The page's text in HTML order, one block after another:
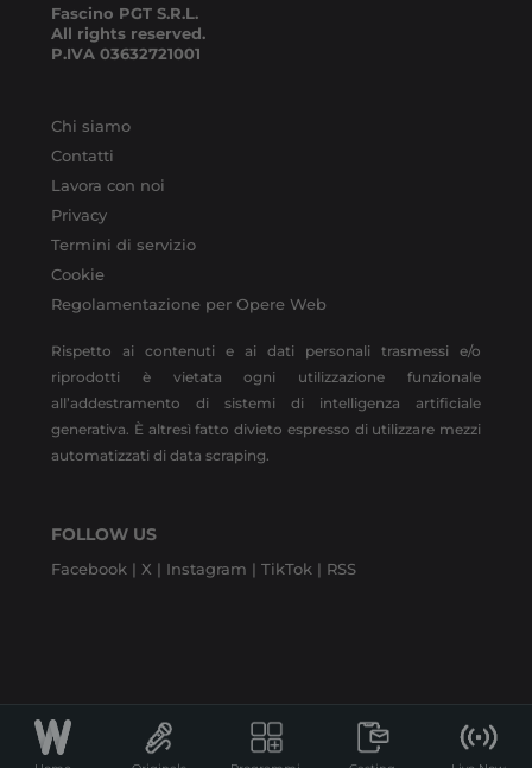
Fascino PGT S.R.L.
All rights reserved.
P.IVA 03632721001
Chi siamo
Contatti
Lavora con noi
Privacy
Termini di servizio
Cookie
Regolamentazione per Opere Web
Rispetto ai contenuti e ai dati personali trasmessi e/o
riprodotti è vietata ogni utilizzazione funzionale
all’addestramento di sistemi di intelligenza artificiale
generativa. È altresì fatto divieto espresso di utilizzare mezzi
automatizzati di data scraping.
FOLLOW US
Facebook | X | Instagram | TikTok | RSS